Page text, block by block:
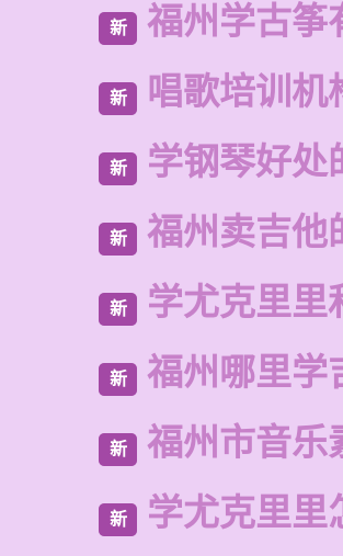
新 福州学古筝
新 唱歌培训机
新 学钢琴好处
新 福州卖吉他
新 学尤克里里
新 福州哪里学
新 福州市音乐
新 学尤克里里